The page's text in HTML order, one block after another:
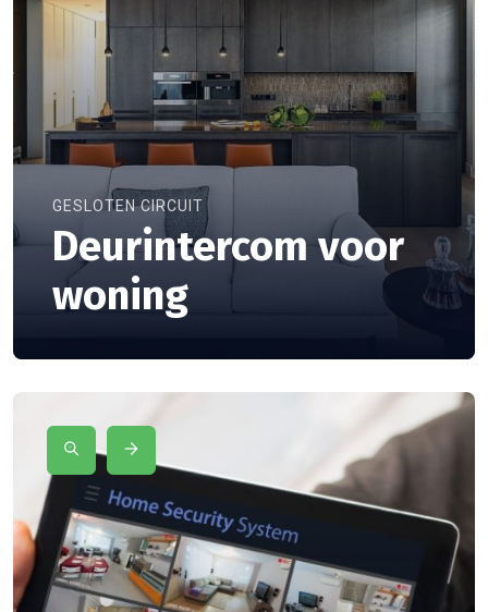
GESLOTEN CIRCUIT
Deurintercom voor
woning